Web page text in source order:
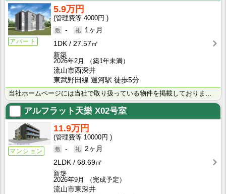
アパート
5.9万円
4000円
-
1ヶ月
1DK
27.57㎡
新築
2026年2月
（築1年未満）
流山市西深井
東武野田線 運河駅 徒歩5分
アルフラット天樂 X02号室
マンション
11.9万円
10000円
-
2ヶ月
2LDK
68.69㎡
新築
2026年9月
（完成予定）
流山市東深井